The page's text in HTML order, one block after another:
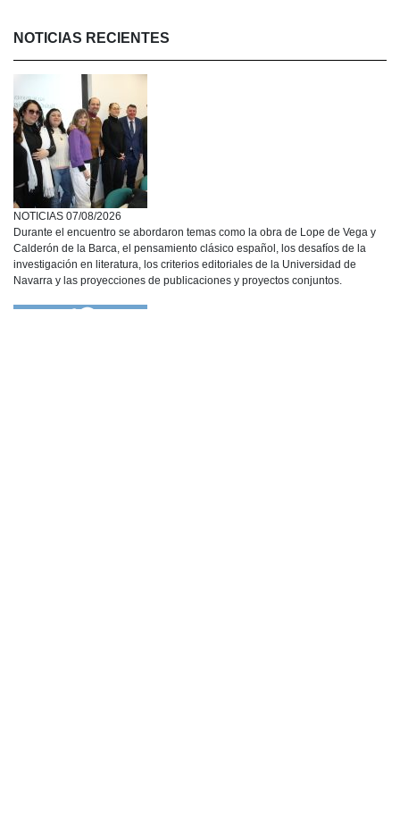
NOTICIAS RECIENTES
NOTICIAS 07/08/2026
Durante el encuentro se abordaron temas como la obra de Lope de Vega y
Calderón de la Barca, el pensamiento clásico español, los desafíos de la
investigación en literatura, los criterios editoriales de la Universidad de
Navarra y las proyecciones de publicaciones y proyectos conjuntos.